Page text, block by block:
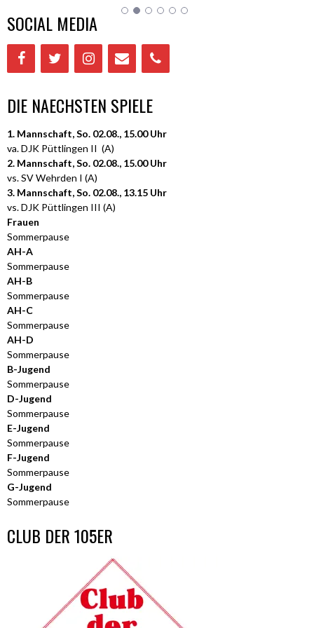
SOCIAL MEDIA
DIE NAECHSTEN SPIELE
1. Mannschaft, So. 02.08., 15.00 Uhr
va. DJK Püttlingen II (A)
2. Mannschaft, So. 02.08., 15.00 Uhr
vs. SV Wehrden I (A)
3. Mannschaft, So. 02.08., 13.15 Uhr
vs. DJK Püttlingen III (A)
Frauen
Sommerpause
AH-A
Sommerpause
AH-B
Sommerpause
AH-C
Sommerpause
AH-D
Sommerpause
B-Jugend
Sommerpause
D-Jugend
Sommerpause
E-Jugend
Sommerpause
F-Jugend
Sommerpause
G-Jugend
Sommerpause
CLUB DER 105ER